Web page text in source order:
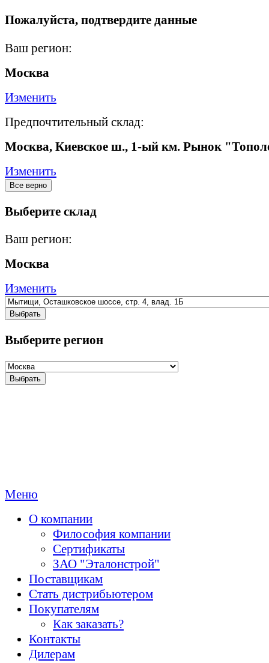
Пожалуйста, подтвердите данные
Ваш регион:
Москва
Изменить
Предпочтительный склад:
Москва, Киевское ш., 1-ый км. Рынок
Изменить
Все верно
Выберите склад
Ваш регион:
Москва
Изменить
Выбрать
Выберите регион
Выбрать
Меню
О компании
Философия компании
Сертификаты
ЗАО "Эталонстрой"
Поставщикам
Стать дистрибьютером
Покупателям
Как заказать?
Контакты
Дилерам